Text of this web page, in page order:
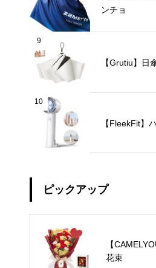
ンチョ
9
【Grutiu】日
10
【FleekFit】
ピックアップ
【
花束